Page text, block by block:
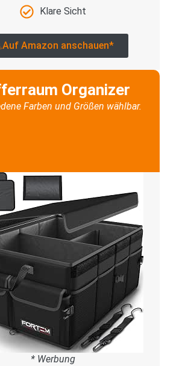
Klare Sicht
Auf Amazon anschauen*
Organizer
Farben und Größen wählbar.
* Werbung